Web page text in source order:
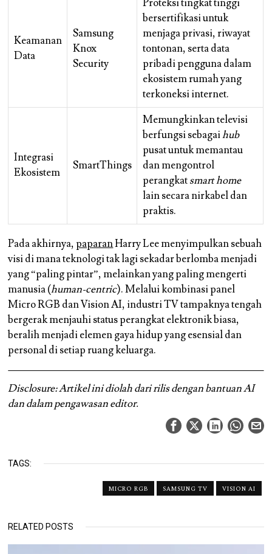
Keamanan
Data
Samsung
Knox
Security
Proteksi tingkat tinggi
bersertifikasi untuk
menjaga privasi, riwayat
tontonan, serta data
pribadi pengguna dalam
ekosistem rumah yang
terkoneksi internet.
Integrasi
Ekosistem
SmartThings
Memungkinkan televisi
berfungsi sebagaihub
pusat untuk memantau
dan mengontrol
perangkatsmart home
lain secara nirkabel dan
praktis.
Pada akhirnya,paparanHarry Lee menyimpulkan sebuah
visi di mana teknologi tak lagi sekadar berlomba menjadi
yang “paling pintar”, melainkan yang paling mengerti
manusia (human-centric). Melalui kombinasi panel
Micro RGB dan Vision AI, industri TV tampaknya tengah
bergerak menjauhi status perangkat elektronik biasa,
beralih menjadi elemen gaya hidup yang esensial dan
personal di setiap ruang keluarga.
Disclosure: Artikel ini diolah dari rilis dengan bantuan AI
dan dalam pengawasan editor.
TAGS:
MICRO RGB SAMSUNG TV VISION AI
RELATED POSTS